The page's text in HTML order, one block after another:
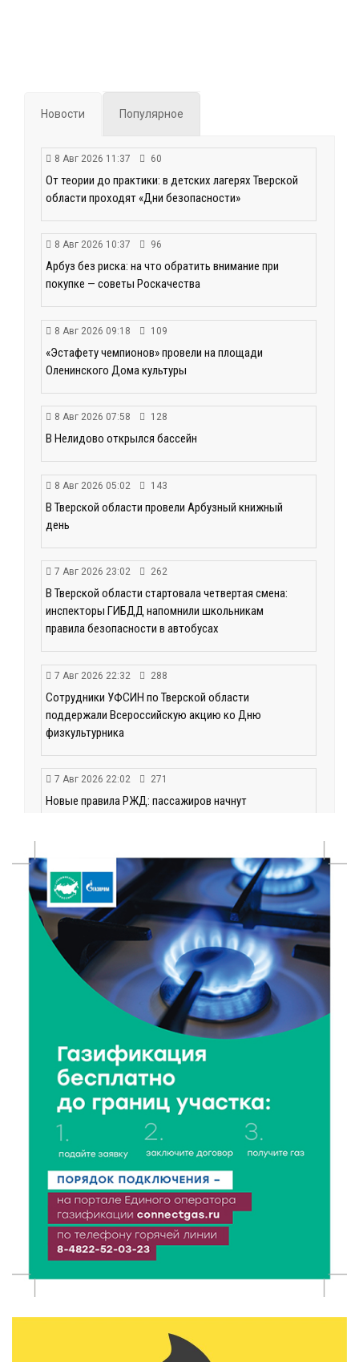
Новости Популярное
8 Авг 2026 11:37 60
От теории до практики: в детских лагерях Тверской
области проходят «Дни безопасности»
8 Авг 2026 10:37 96
Арбуз без риска: на что обратить внимание при
покупке — советы Роскачества
8 Авг 2026 09:18 109
«Эстафету чемпионов» провели на площади
Оленинского Дома культуры
8 Авг 2026 07:58 128
В Нелидово открылся бассейн
8 Авг 2026 05:02 143
В Тверской области провели Арбузный книжный
день
7 Авг 2026 23:02 262
В Тверской области стартовала четвертая смена:
инспекторы ГИБДД напомнили школьникам
правила безопасности в автобусах
7 Авг 2026 22:32 288
Сотрудники УФСИН по Тверской области
поддержали Всероссийскую акцию ко Дню
физкультурника
7 Авг 2026 22:02 271
Новые правила РЖД: пассажиров начнут
7 Авг 2026 21:02
Социальный фонд РФ представил актуальные
данные о численности пенсионеров
7 Авг 2026 20:02 335
Как питаться, чтобы мозг работал лучше:
рекомендации фитнес ‑ специалиста Александра
7 Авг 2026 19:02 347
Ботанические лаборатории в школах: Тверская
область запускает масштабный экопроект
7 Авг 2026 18:52 670
В Ржеве чествовали работников строительной
отрасли
7 Авг 2026 18:10 222
В Нило-Столобенской пустыни началась